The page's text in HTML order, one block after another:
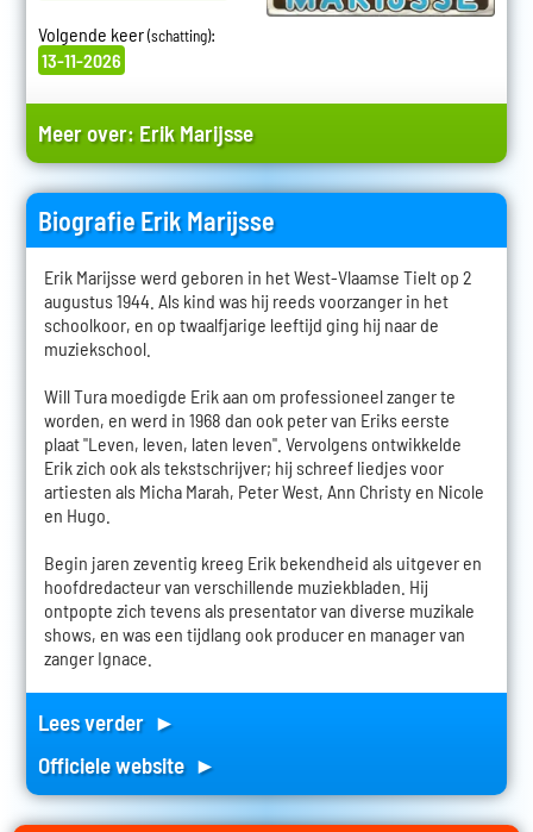
Volgende keer(schatting):
13-11-2026
Meer over: Erik Marijsse
Biografie Erik Marijsse
Erik Marijsse werd geboren in het West-Vlaamse Tielt op 2
augustus 1944. Als kind was hij reeds voorzanger in het
schoolkoor, en op twaalfjarige leeftijd ging hij naar de
muziekschool.
Will Tura moedigde Erik aan om professioneel zanger te
worden, en werd in 1968 dan ook peter van Eriks eerste
plaat "Leven, leven, laten leven". Vervolgens ontwikkelde
Erik zich ook als tekstschrijver; hij schreef liedjes voor
artiesten als Micha Marah, Peter West, Ann Christy en Nicole
en Hugo.
Begin jaren zeventig kreeg Erik bekendheid als uitgever en
hoofdredacteur van verschillende muziekbladen. Hij
ontpopte zich tevens als presentator van diverse muzikale
shows, en was een tijdlang ook producer en manager van
zanger Ignace.
Lees verder ►
Officiele website ►